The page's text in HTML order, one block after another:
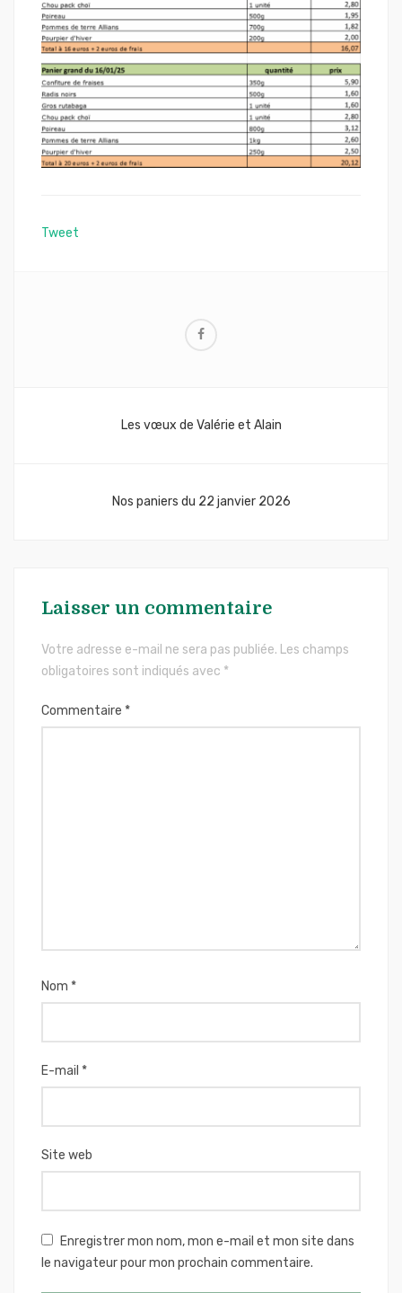
Tweet
Les vœux de Valérie et Alain
Nos paniers du 22 janvier 2026
Laisser un commentaire
Votre adresse e-mail ne sera pas publiée. Les champs
obligatoires sont indiqués avec *
Commentaire *
Nom *
E-mail *
Site web
Enregistrer mon nom, mon e-mail et mon site dans
le navigateur pour mon prochain commentaire.